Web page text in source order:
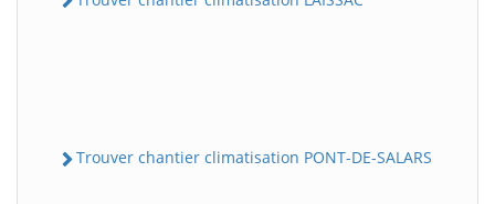
Trouver chantier climatisation PONT-DE-SALARS